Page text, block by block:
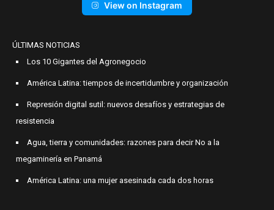
View on Instagram
ÚLTIMAS NOTICIAS
Los 10 Gigantes del Agronegocio
América Latina: tiempos de incertidumbre y organización
Represión digital sutil: nuevos desafíos y estrategias de
resistencia
Agua, tierra y comunidades: razones para decir No a la
megaminería en Panamá
América Latina: una mujer asesinada cada dos horas